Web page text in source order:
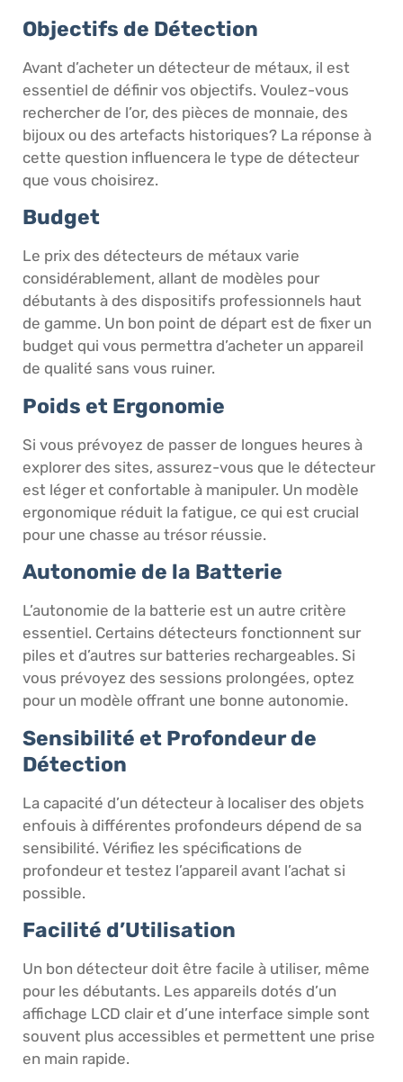
Objectifs de Détection
Avant d’acheter un détecteur de métaux, il est
essentiel de définir vos objectifs. Voulez-vous
rechercher de l’or, des pièces de monnaie, des
bijoux ou des artefacts historiques? La réponse à
cette question influencera le type de détecteur
que vous choisirez.
Budget
Le prix des détecteurs de métaux varie
considérablement, allant de modèles pour
débutants à des dispositifs professionnels haut
de gamme. Un bon point de départ est de fixer un
budget qui vous permettra d’acheter un appareil
de qualité sans vous ruiner.
Poids et Ergonomie
Si vous prévoyez de passer de longues heures à
explorer des sites, assurez-vous que le détecteur
est léger et confortable à manipuler. Un modèle
ergonomique réduit la fatigue, ce qui est crucial
pour une chasse au trésor réussie.
Autonomie de la Batterie
L’autonomie de la batterie est un autre critère
essentiel. Certains détecteurs fonctionnent sur
piles et d’autres sur batteries rechargeables. Si
vous prévoyez des sessions prolongées, optez
pour un modèle offrant une bonne autonomie.
Sensibilité et Profondeur de
Détection
La capacité d’un détecteur à localiser des objets
enfouis à différentes profondeurs dépend de sa
sensibilité. Vérifiez les spécifications de
profondeur et testez l’appareil avant l’achat si
possible.
Facilité d’Utilisation
Un bon détecteur doit être facile à utiliser, même
pour les débutants. Les appareils dotés d’un
affichage LCD clair et d’une interface simple sont
souvent plus accessibles et permettent une prise
en main rapide.